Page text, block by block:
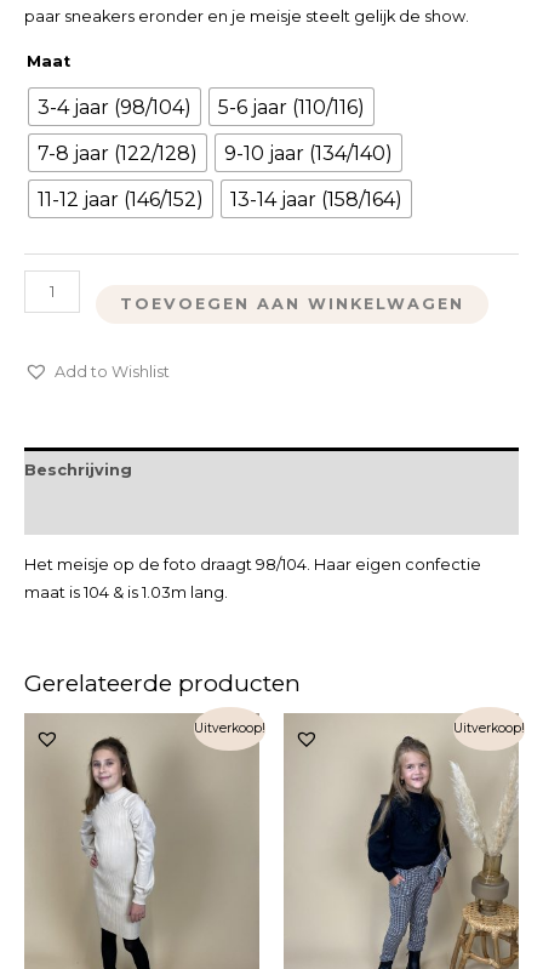
paar sneakers eronder en je meisje steelt gelijk de show.
Maat
3-4 jaar (98/104)
5-6 jaar (110/116)
7-8 jaar (122/128)
9-10 jaar (134/140)
11-12 jaar (146/152)
13-14 jaar (158/164)
TOEVOEGEN AAN WINKELWAGEN
Add to Wishlist
Beschrijving
Het meisje op de foto draagt 98/104. Haar eigen confectie
maat is 104 & is 1.03m lang.
Gerelateerde producten
Uitverkoop! Uitverkoop!